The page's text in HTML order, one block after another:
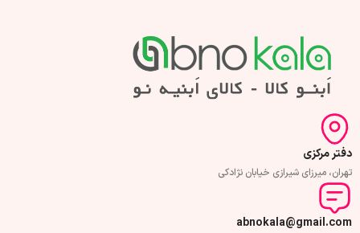
دفتر مرکزی
تهران، میرزای شیرازی خیابان نژادکی
abnokala@gmail.com